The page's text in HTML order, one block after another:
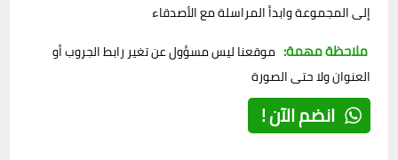
إلى المجموعة وابدأ المراسلة مع الأصدقاء
ملاحظة مهمة: موقعنا ليس مسؤول عن تغير رابط الجروب أو
العنوان ولا حتى الصورة
انضم الآن !